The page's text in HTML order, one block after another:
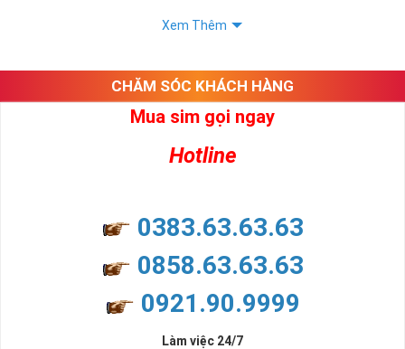
như sự sắp xếp của các con số trong sim.
Ý nghĩa sim tứ quý 2
nhiều thành công, thăng tiến hơn.
và tính hai mặt. Số 2 thúc giục chúng ta lựa chọn, dựa vào những
đời, nơi bạn phải đưa ra những quyết định quan trọng.
Xem Thêm
CHĂM SÓC KHÁCH HÀNG
Mua sim gọi ngay
Hotline
0383.63.63.63
0858.63.63.63
0921.90.9999
Làm việc 24/7